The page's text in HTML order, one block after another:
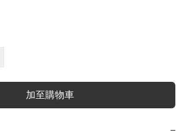
加至購物車
−